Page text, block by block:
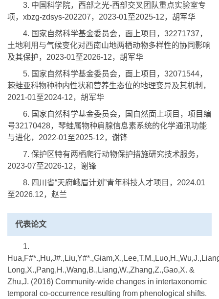
3. 中国科学院，西部之光-西部交叉团队重点实验室专
项，xbzg-zdsys-202207，2023-01至2025-12，胡军华
4. 国家自然科学基金委员会，面上项目，32271737，
土地利用与气候变化对西南山地两栖动物多样性的协同影响
及其保护，2023-01至2026-12，胡军华
5. 国家自然科学基金委员会，面上项目，32071544，
棘蛙亚科物种种内性状和营养生态位的地理变异及其机制，
2021-01至2024-12，胡军华
6. 国家自然科学基金委员会，国自然面上项目，项目编
号32170428，琴蛙属物种肩腺信息素系统的化学通讯功能
与进化，2022-01至2025-12，谢锋
7. 保护区特有两栖爬行动物保护措施研究技术服务，
2023-07至2026-12，谢锋
8. 四川省“天府峨眉计划”青年科技人才项目，2024.01
至2026.12，赵兰
代表论文
1.
Long,X.,Pang,H.,Wang,B.,Liang,W.,Zhang,Z.,Gao,X. &
Zhu,J. (2016) Community-wide changes in intertaxonomic
temporal co-occurrence resulting from phenological shifts.